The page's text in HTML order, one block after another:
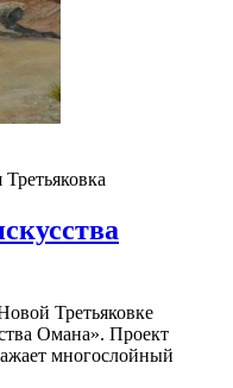
Третьяковке
Омана». Проект
многослойный